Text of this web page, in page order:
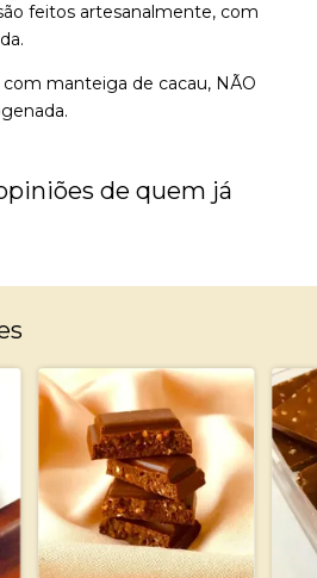
feitos artesanalmente, com
manteiga de cacau, NÃO
de quem já